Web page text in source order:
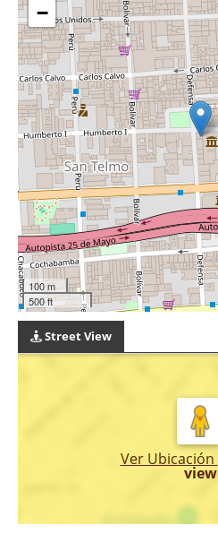
−
100 m
500 ft
Street View
Ver Ubicación
view